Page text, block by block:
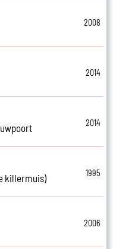
2008
2014
2014
killermuis)
1995
2006